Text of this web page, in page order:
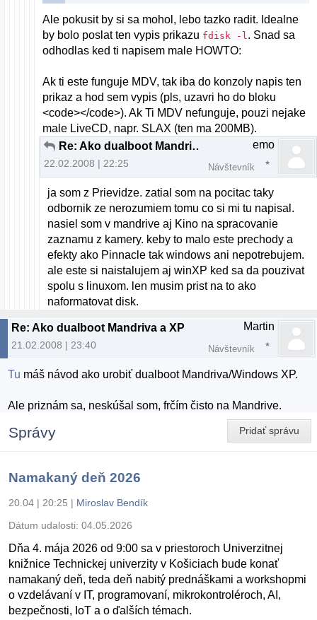
Ale pokusit by si sa mohol, lebo tazko radit. Idealne
by bolo poslat ten vypis prikazu fdisk -l . Snad sa
odhodlas ked ti napisem male HOWTO:
Ak ti este funguje MDV, tak iba do konzoly napis ten
prikaz a hod sem vypis (pls, uzavri ho do bloku
<code></code>). Ak Ti MDV nefunguje, pouzi nejake
male LiveCD, napr. SLAX (ten ma 200MB).
Re: Ako dualboot Mandriva a XP
22.02.2008 | 22:25
emo
Návštevník
ja som z Prievidze. zatial som na pocitac taky
odbornik ze nerozumiem tomu co si mi tu napisal.
nasiel som v mandrive aj Kino na spracovanie
zaznamu z kamery. keby to malo este prechody a
efekty ako Pinnacle tak windows ani nepotrebujem.
ale este si naistalujem aj winXP ked sa da pouzivat
spolu s linuxom. len musim prist na to ako
naformatovat disk.
Re: Ako dualboot Mandriva a XP
21.02.2008 | 23:40
Martin
Návštevník
Tu máš návod ako urobiť dualboot Mandriva/Windows XP.
Ale priznám sa, neskúšal som, frčím čisto na Mandrive.
Pridať správu
Správy
Namakaný deň 2026
20.04 | 20:25 | Miroslav Bendík
Dátum udalosti: 04.05.2026
Dňa 4. mája 2026 od 9:00 sa v priestoroch Univerzitnej
knižnice Technickej univerzity v Košiciach bude konať
namakaný deň, teda deň nabitý prednáškami a workshopmi
o vzdelávaní v IT, programovaní, mikrokontroléroch, AI,
bezpečnosti, IoT a o ďalších témach.